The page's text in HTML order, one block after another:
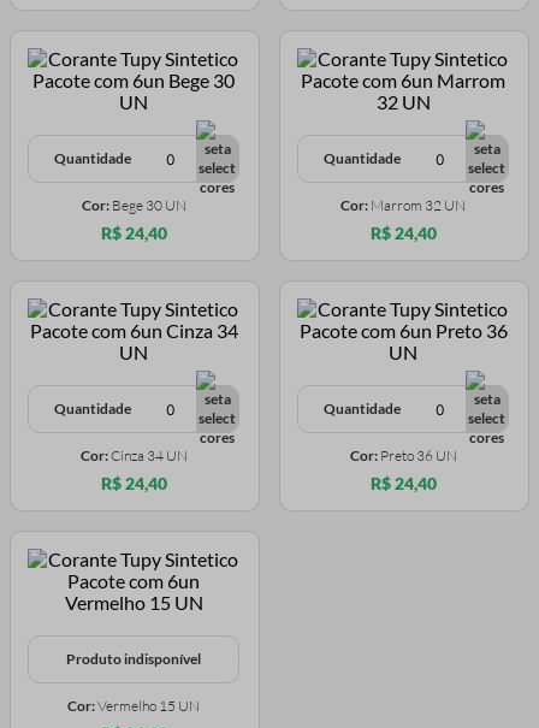
Quantidade
Cor: Bege 30 UN
R$ 24,40
Quantidade
Cor: Marrom 32 UN
R$ 24,40
Quantidade
Cor:Cinza 34 UN
R$ 24,40
Quantidade
Cor: Preto 36 UN
R$ 24,40
Produto indisponível
Cor:Vermelho 15 UN